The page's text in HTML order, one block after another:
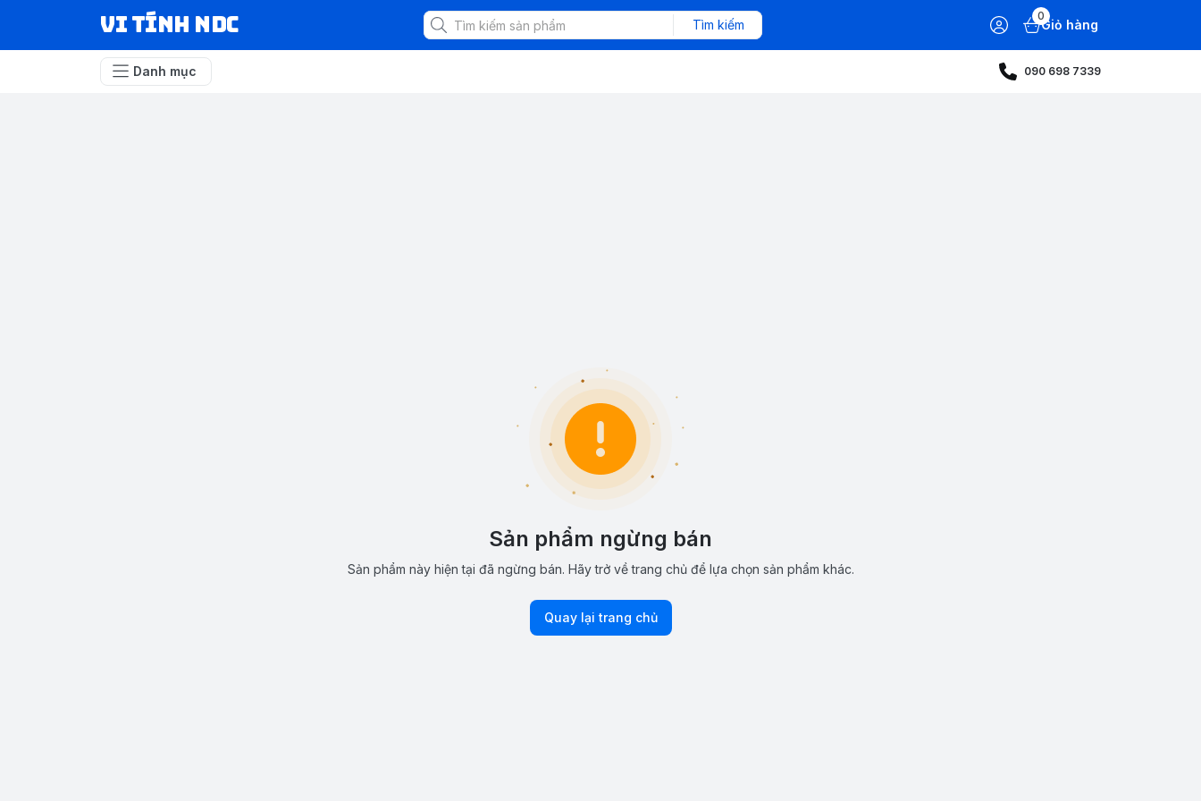
VI TÍNH NDC Tìm kiếm
0
Giỏ hàng
Danh mục 090 698 7339
Sản phẩm ngừng bán
Sản phẩm này hiện tại đã ngừng bán. Hãy trở về trang chủ để lựa chọn sản phẩm khác.
Quay lại trang chủ